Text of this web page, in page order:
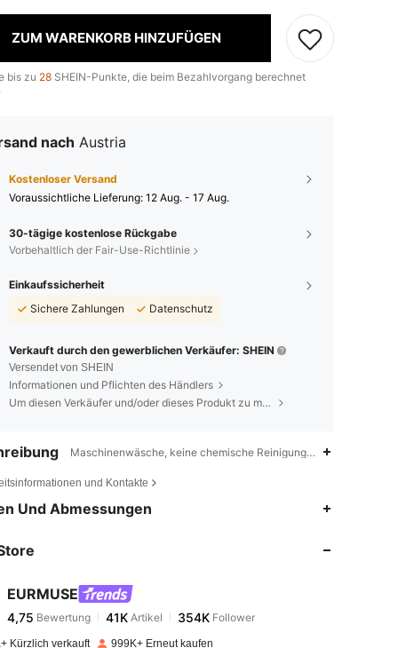
ZUM WARENKORB HINZUFÜGEN
bis zu 28 SHEIN-Punkte, die beim Bezahlvorgang berechnet
nach Austria
Kostenloser Versand
Voraussichtliche Lieferung: 12 Aug. - 17 Aug.
30-tägige kostenlose Rückgabe
Vorbehaltlich der Fair-Use-Richtlinie
Einkaufssicherheit
Sichere Zahlungen
Datenschutz
Verkauft durch den gewerblichen Verkäufer: SHEIN
Versendet von SHEIN
Informationen und Pflichten des Händlers
Um diesen Verkäufer und/oder dieses Produkt zu melden
Maschinenwäsche, keine chemische
und Kontakte
Und Abmessungen
EURMUSE
4,75
4,75 Bewertung 41KArtikel
s***nbezahltVor 1 Tag
Kürzlich verkauft 999K+ Erneut kaufen